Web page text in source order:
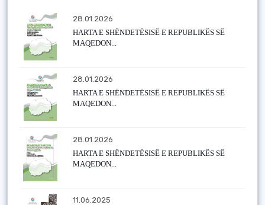
28.01.2026
HARTA E SHËNDETËSISË E REPUBLIKËS SË
MAQEDON...
28.01.2026
HARTA E SHËNDETËSISË E REPUBLIKËS SË
MAQEDON...
28.01.2026
HARTA E SHËNDETËSISË E REPUBLIKËS SË
MAQEDON...
11.06.2025